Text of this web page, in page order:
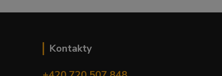
Kontakty